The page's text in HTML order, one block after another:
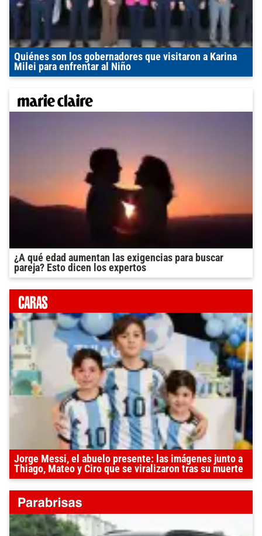
Quiénes son los gobernadores que visitaron a Karina
Milei para enfrentar al Niño
¿A qué edad aumentan las exigencias para buscar
pareja? Esto dicen los expertos
Jorge Messi, el abuelo presente: las imágenes junto a
Thiago, Mateo y Ciro que se viralizaron tras su muerte